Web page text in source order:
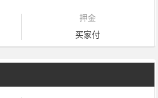
押金
买家付